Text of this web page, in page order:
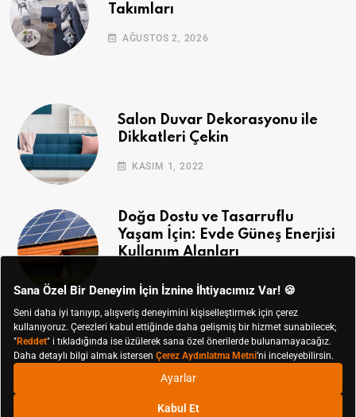
Takımları
AĞUSTOS 2, 2026
Salon Duvar Dekorasyonu ile
Dikkatleri Çekin
KASIM 1, 2022
Doğa Dostu ve Tasarruflu
Yaşam İçin: Evde Güneş Enerjisi
Kullanım Alanları
© Koçtaş 2019 - 2024 Tüm Hakları Saklıdır.